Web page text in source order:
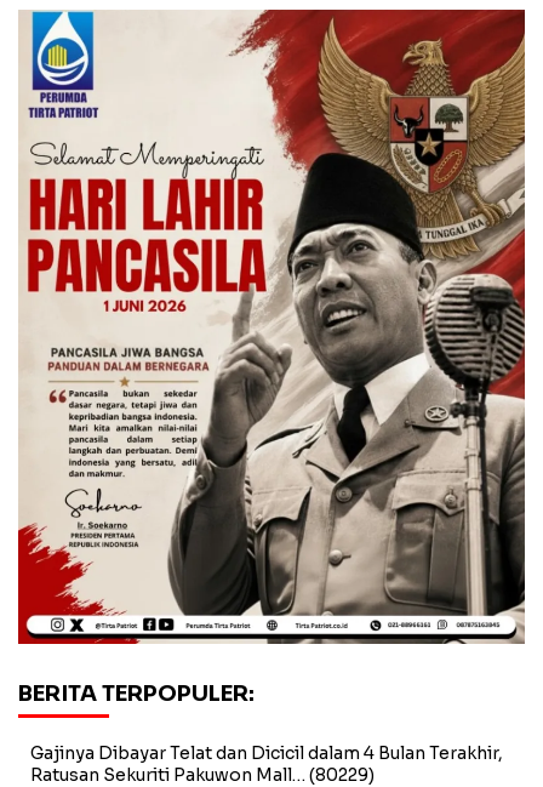
BERITA TERPOPULER:
Gajinya Dibayar Telat dan Dicicil dalam 4 Bulan Terakhir,
Ratusan Sekuriti Pakuwon Mall… (80229)